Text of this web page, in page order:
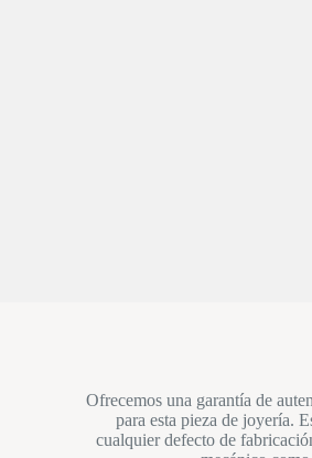
Ofrecemos una garantía de
para esta pieza de joyería.
cualquier defecto de